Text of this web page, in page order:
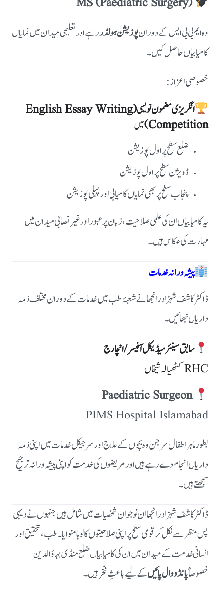
MS (Paediatric Surgery)
وہ ایم بی بی ایس کے دورانپوزیشن ہولڈررہے اور تعلیمی میدان میں نمایاں
کامیابیاں حاصل کیں۔
خصوصی اعزاز:
انگریزی مضمون نویسی (English Essay Writing
Competition) میں
ضلع سطح پر اول پوزیشن
ڈویژن سطح پر اول پوزیشن
پنجاب سطح پر بھی نمایاں کامیابی اور پہلی پوزیشن
یہ کامیابیاں ان کی علمی صلاحیت، زبان پر عبور اور غیر نصابی میدان میں
مہارت کی عکاس ہیں۔
پیشہ ورانہ خدمات
ڈاکٹر کاشف شہزاد رانجھا نے شعبۂ طب میں خدمات کے دوران مختلف ذمہ
داریاں نبھائیں۔
سابق سینئر میڈیکل آفیسر / انچارج
RHC کٹھیالہ شیخاں
Paediatric Surgeon
PIMS Hospital Islamabad
بطور ماہر اطفال سرجن وہ بچوں کے علاج اور سرجیکل خدمات میں اپنی ذمہ
داریاں انجام دے رہے ہیں اور مریضوں کی خدمت کو اپنی پیشہ ورانہ ترجیح
سمجھتے ہیں۔
ڈاکٹر کاشف شہزاد رانجھا ان نوجوان شخصیات میں شامل ہیں جنہوں نے دیہی
پس منظر سے نکل کر قومی سطح پر اپنی صلاحیتوں کا لوہا منوایا۔ طب، تحقیق اور
انسانی خدمت کے میدان میں ان کی کامیابیاں ضلع منڈی بہاؤالدین
خصوصاًپانڈووال پائیںکے لیے باعثِ فخر ہیں۔